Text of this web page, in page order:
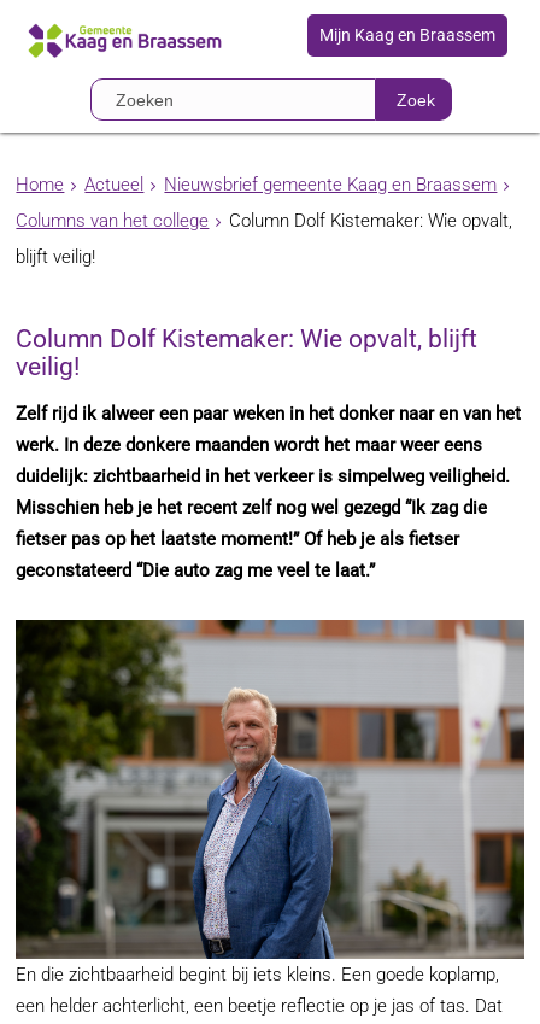
Mijn Kaag en Braassem
Zoek
Home Actueel
Nieuwsbrief gemeente Kaag en Braassem
Columns van het college
Column Dolf Kistemaker: Wie opvalt,
blijft veilig!
Column Dolf Kistemaker: Wie opvalt, blijft
veilig!
Zelf rijd ik alweer een paar weken in het donker naar en van het
werk. In deze donkere maanden wordt het maar weer eens
duidelijk: zichtbaarheid in het verkeer is simpelweg veiligheid.
Misschien heb je het recent zelf nog wel gezegd “Ik zag die
fietser pas op het laatste moment!” Of heb je als fietser
geconstateerd “Die auto zag me veel te laat.”
En die zichtbaarheid begint bij iets kleins. Een goede koplamp,
een helder achterlicht, een beetje reflectie op je jas of tas. Dat